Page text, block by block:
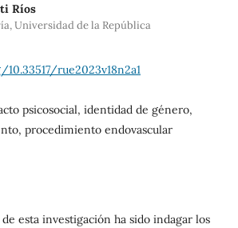
Ríos
Universidad de la República
rue2023v18n2a1
psicosocial, identidad de género,
procedimiento endovascular
esta investigación ha sido indagar los